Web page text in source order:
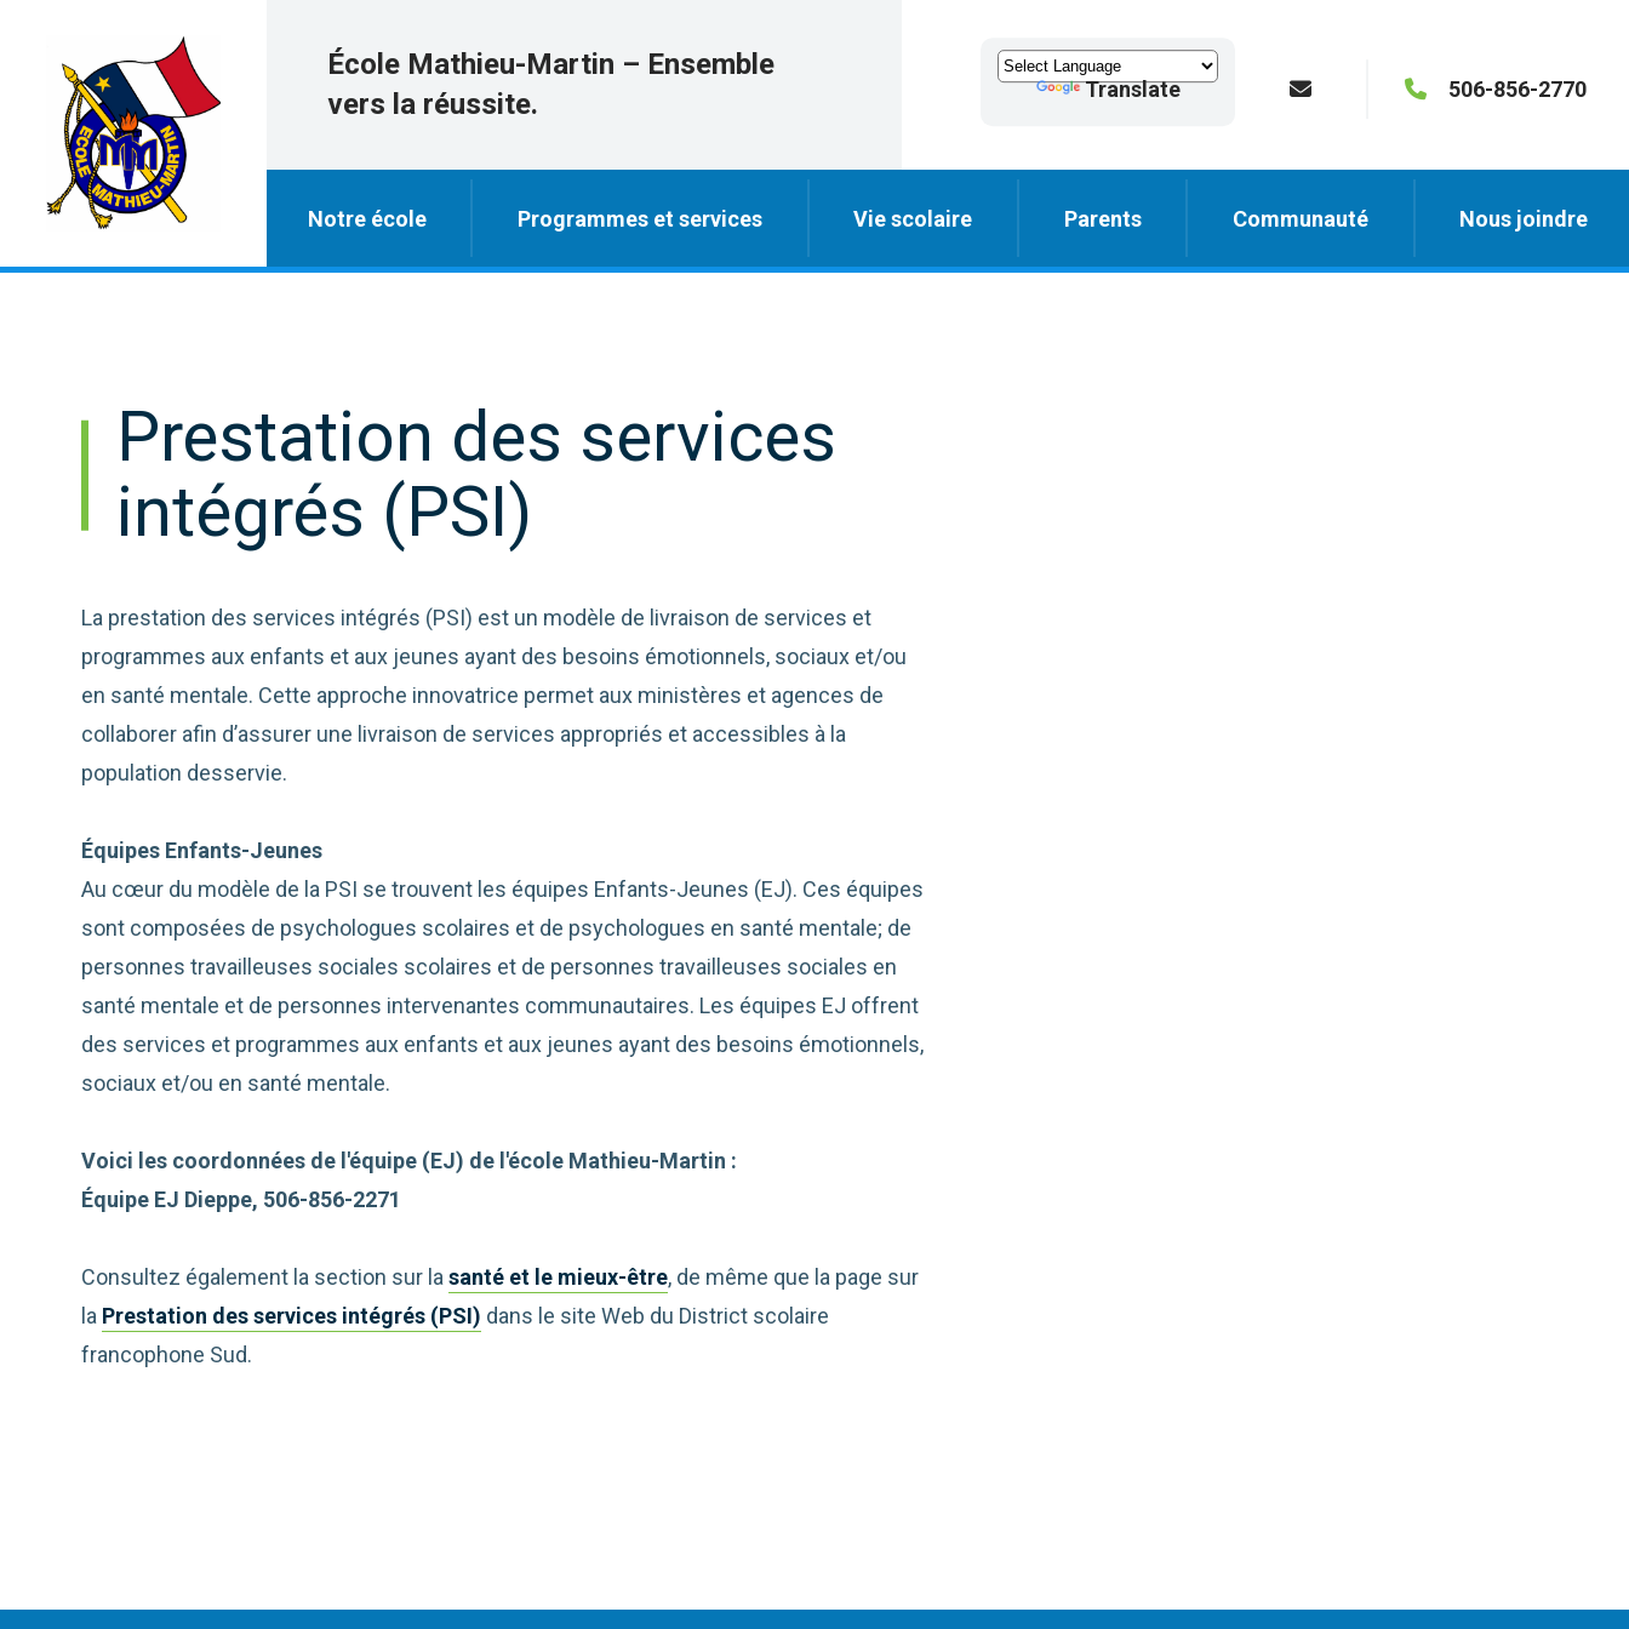
École Mathieu-Martin – Ensemble
vers la réussite.
Translate 506-856-2770
Notre école Programmes et services Vie scolaire Parents Communauté Nous joindre
Prestation des services
intégrés (PSI)
La prestation des services intégrés (PSI) est un modèle de livraison de services et
programmes aux enfants et aux jeunes ayant des besoins émotionnels, sociaux et/ou
en santé mentale. Cette approche innovatrice permet aux ministères et agences de
collaborer afin d’assurer une livraison de services appropriés et accessibles à la
population desservie.
Équipes Enfants-Jeunes
Au cœur du modèle de la PSI se trouvent les équipes Enfants-Jeunes (EJ). Ces équipes
sont composées de psychologues scolaires et de psychologues en santé mentale; de
personnes travailleuses sociales scolaires et de personnes travailleuses sociales en
santé mentale et de personnes intervenantes communautaires. Les équipes EJ offrent
des services et programmes aux enfants et aux jeunes ayant des besoins émotionnels,
sociaux et/ou en santé mentale.
Voici les coordonnées de l'équipe (EJ) de l'école Mathieu-Martin :
Équipe EJ Dieppe, 506-856-2271
Consultez également la section sur lasanté et le mieux-être, de même que la page sur
la Prestation des services intégrés (PSI) dans le site Web du District scolaire
francophone Sud.